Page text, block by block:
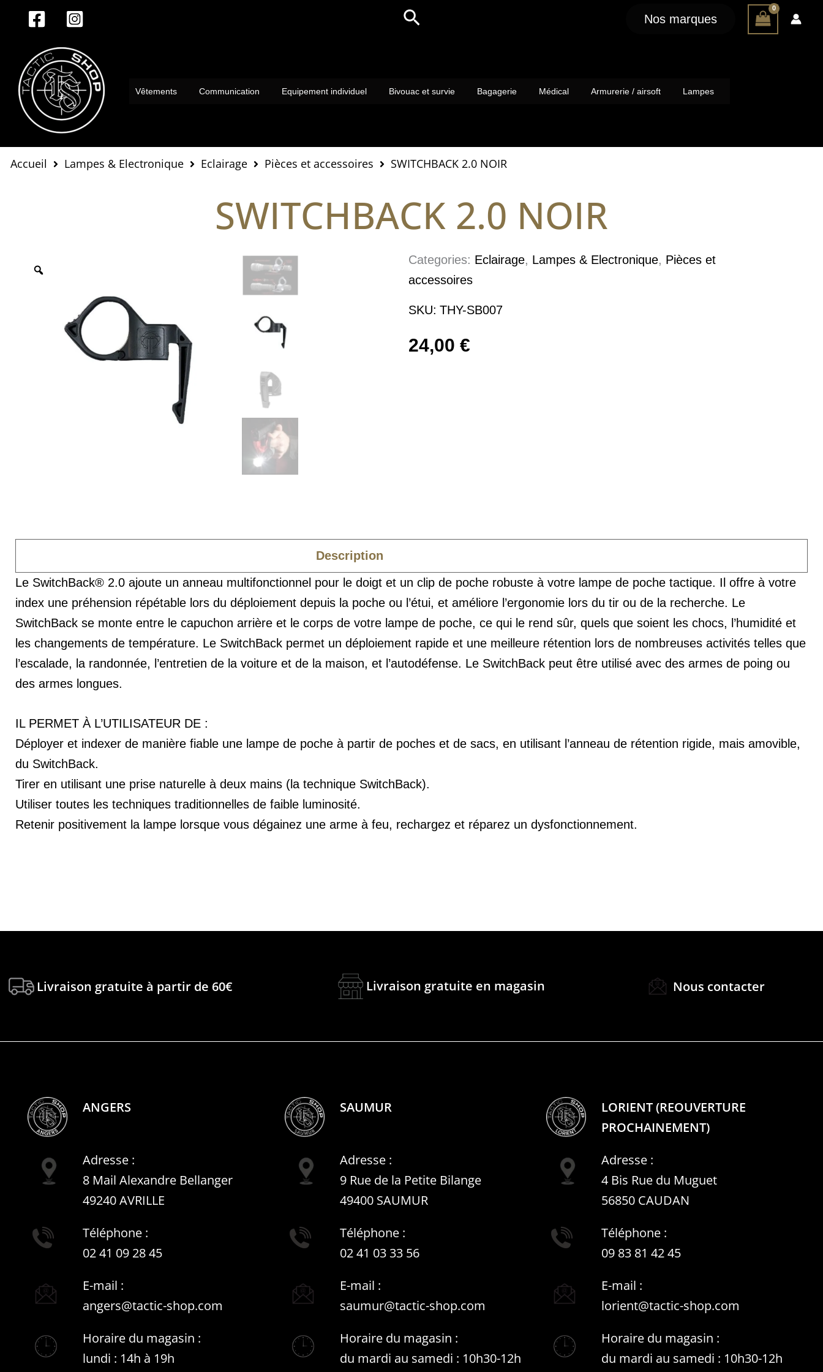
contenu
Rechercher Nos marques
Vêtements Communication Equipement individuel Bivouac et survie Bagagerie Médical Armurerie / airsoft Lampes
Accueil Lampes & Electronique Eclairage Pièces et accessoires SWITCHBACK 2.0 NOIR
SWITCHBACK 2.0 NOIR
Categories: Eclairage, Lampes & Electronique, Pièces et
accessoires
SKU: THY-SB007
24,00€
Description
Le SwitchBack® 2.0 ajoute un anneau multifonctionnel pour le doigt et un clip de poche robuste à votre lampe de poche tactique. Il offre à votre
index une préhension répétable lors du déploiement depuis la poche ou l’étui, et améliore l’ergonomie lors du tir ou de la recherche. Le
SwitchBack se monte entre le capuchon arrière et le corps de votre lampe de poche, ce qui le rend sûr, quels que soient les chocs, l’humidité et
les changements de température. Le SwitchBack permet un déploiement rapide et une meilleure rétention lors de nombreuses activités telles que
l’escalade, la randonnée, l’entretien de la voiture et de la maison, et l’autodéfense. Le SwitchBack peut être utilisé avec des armes de poing ou
des armes longues.
IL PERMET À L’UTILISATEUR DE :
Déployer et indexer de manière fiable une lampe de poche à partir de poches et de sacs, en utilisant l’anneau de rétention rigide, mais amovible,
du SwitchBack.
Tirer en utilisant une prise naturelle à deux mains (la technique SwitchBack).
Utiliser toutes les techniques traditionnelles de faible luminosité.
Retenir positivement la lampe lorsque vous dégainez une arme à feu, rechargez et réparez un dysfonctionnement.
Livraison gratuite à partir de 60€ Livraison gratuite en magasin Nous contacter
ANGERS SAUMUR
LORIENT (REOUVERTURE
PROCHAINEMENT)
Adresse :
8 Mail Alexandre Bellanger
49240 AVRILLE
Adresse :
9 Rue de la Petite Bilange
49400 SAUMUR
Adresse :
4 Bis Rue du Muguet
56850 CAUDAN
Téléphone :
02 41 09 28 45
Téléphone :
02 41 03 33 56
Téléphone :
09 83 81 42 45
E-mail :
angers@tactic-shop.com
E-mail :
saumur@tactic-shop.com
E-mail :
lorient@tactic-shop.com
Horaire du magasin :
lundi : 14h à 19h
Horaire du magasin :
du mardi au samedi : 10h30-12h
Horaire du magasin :
du mardi au samedi : 10h30-12h